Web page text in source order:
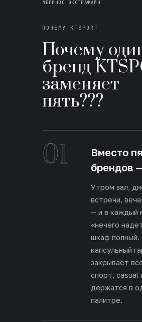
МЕРИНОС ЭКСТРАФАЙН
ПОЧЕМУ KTSPORT
Почему
бренд
заменяет
пять???
01
Вместо
брендов
Утром зал,
встречи,
— и в каждый
«нечего
шкаф полный.
капсульный
закрывает
спорт, casual
держатся в
палитре.